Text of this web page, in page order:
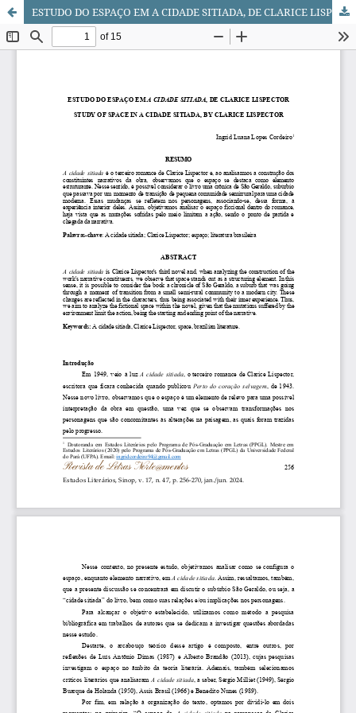
ESTUDO DO ESPAÇO EM A CIDADE SITIADA, DE CLARICE LISPECTOR